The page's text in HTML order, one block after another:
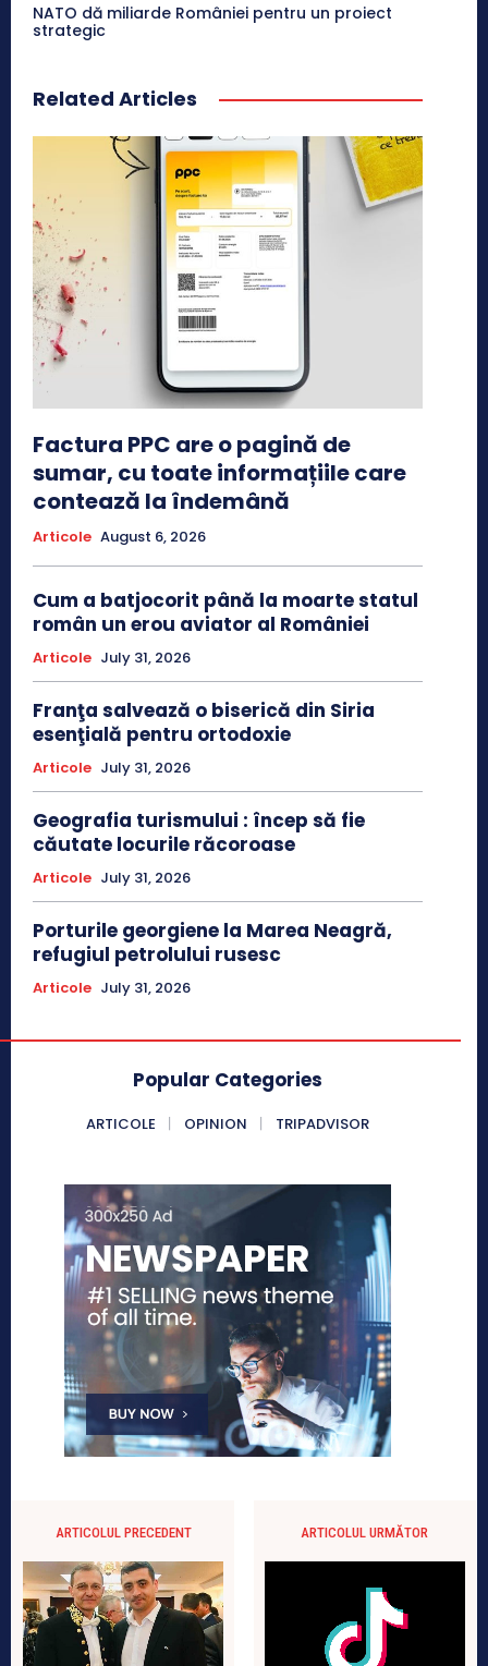
NATO dă miliarde României pentru un proiect
strategic
Related Articles
Factura PPC are o pagină de
sumar, cu toate informațiile care
contează la îndemână
Articole August 6, 2026
Cum a batjocorit până la moarte statul
român un erou aviator al României
Articole July 31, 2026
Franţa salvează o biserică din Siria
esenţială pentru ortodoxie
Articole July 31, 2026
Geografia turismului : încep să fie
căutate locurile răcoroase
Articole July 31, 2026
Porturile georgiene la Marea Neagră,
refugiul petrolului rusesc
Articole July 31, 2026
Popular Categories
ARTICOLE OPINION TRIPADVISOR
ARTICOLUL PRECEDENT ARTICOLUL URMĂTOR